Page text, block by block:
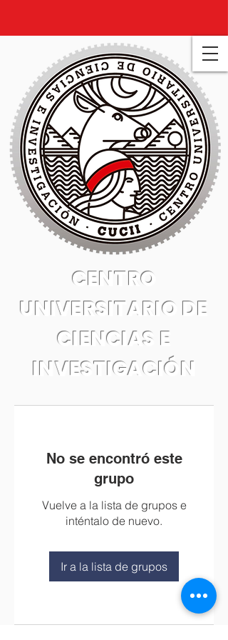
CENTRO
UNIVERSITARIO DE
CIENCIAS E
INVESTIGACIÓN
No se encontró este
grupo
Vuelve a la lista de grupos e
inténtalo de nuevo.
Ir a la lista de grupos